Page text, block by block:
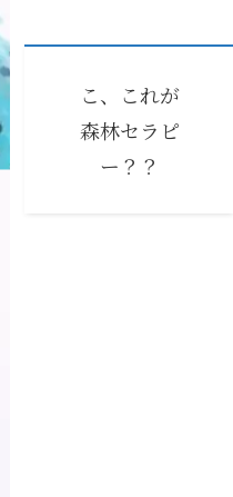
こ、これが
森林セラピ
ー？？